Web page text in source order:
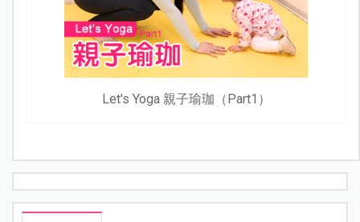
Let's Yoga 親子瑜珈（Part1）